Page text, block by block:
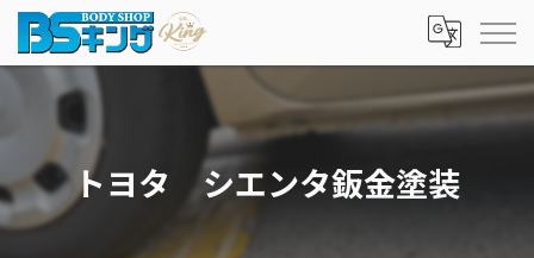
トヨタ シエンタ鈑金塗装